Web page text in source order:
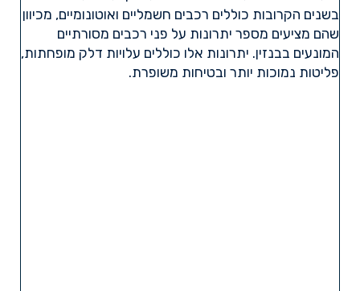
בשנים הקרובות כוללים רכבים חשמליים ואוטונומיים, מכיוון
שהם מציעים מספר יתרונות על פני רכבים מסורתיים
המונעים בבנזין. יתרונות אלו כוללים עלויות דלק מופחתות,
פליטות נמוכות יותר ובטיחות משופרת.